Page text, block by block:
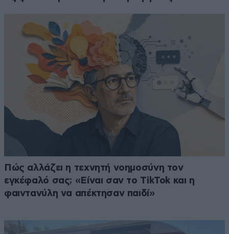
Πώς αλλάζει η τεχνητή νοημοσύνη τον
εγκέφαλό σας; «Είναι σαν το TikTok και η
φαιντανύλη να απέκτησαν παιδί»